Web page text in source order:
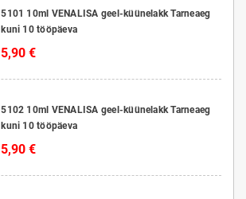
5101 10ml VENALISA geel-küünelakk Tarneaeg
kuni 10 tööpäeva
5,90 €
5102 10ml VENALISA geel-küünelakk Tarneaeg
kuni 10 tööpäeva
5,90 €